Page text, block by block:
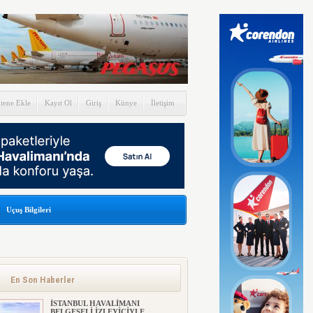
Ekle Kayıt Ol Giriş Künye İletişim
Uçuş Bilgileri
En Son Haberler
İSTANBUL HAVALİMANI